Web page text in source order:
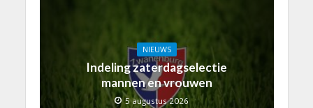
NIEUWS
Indeling zaterdagselectie
mannen en vrouwen
5 augustus 2026